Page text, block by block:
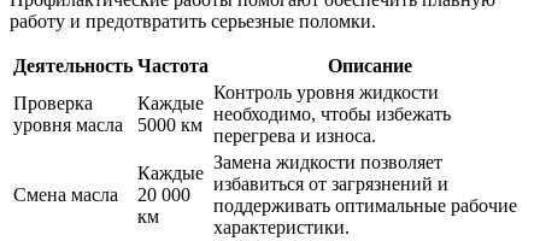
работу и предотвратить серьезные поломки.
Деятельность Частота
Описание
Проверка
уровня масла
Каждые
5000 км
Контроль уровня жидкости
необходимо, чтобы избежать
перегрева и износа.
Смена масла
Каждые
20 000
км
Замена жидкости позволяет
избавиться от загрязнений и
поддерживать оптимальные рабочие
характеристики.